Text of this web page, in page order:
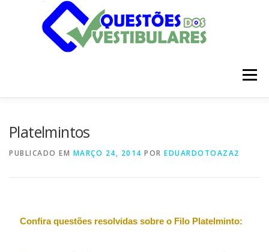
Menu
Platelmintos
PUBLICADO EM MARÇO 24, 2014 POR EDUARDOTOAZA2
Confira questões resolvidas sobre o Filo Platelminto: